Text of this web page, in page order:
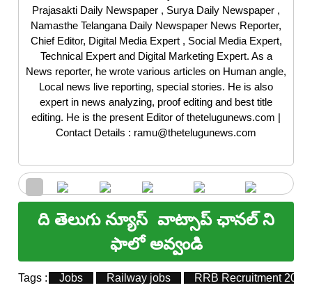
Prajasakti Daily Newspaper , Surya Daily Newspaper ,
Namasthe Telangana Daily Newspaper News Reporter,
Chief Editor, Digital Media Expert , Social Media Expert,
Technical Expert and Digital Marketing Expert. As a
News reporter, he wrote various articles on Human angle,
Local news live reporting, special stories. He is also
expert in news analyzing, proof editing and best title
editing. He is the present Editor of thetelugunews.com |
Contact Details : ramu@thetelugunews.com
ది తెలుగు న్యూస్ వాట్సాప్ ఛానల్ ని
ఫాలో అవ్వండి
Tags : Jobs Railway jobs RRB Recruitment 2026